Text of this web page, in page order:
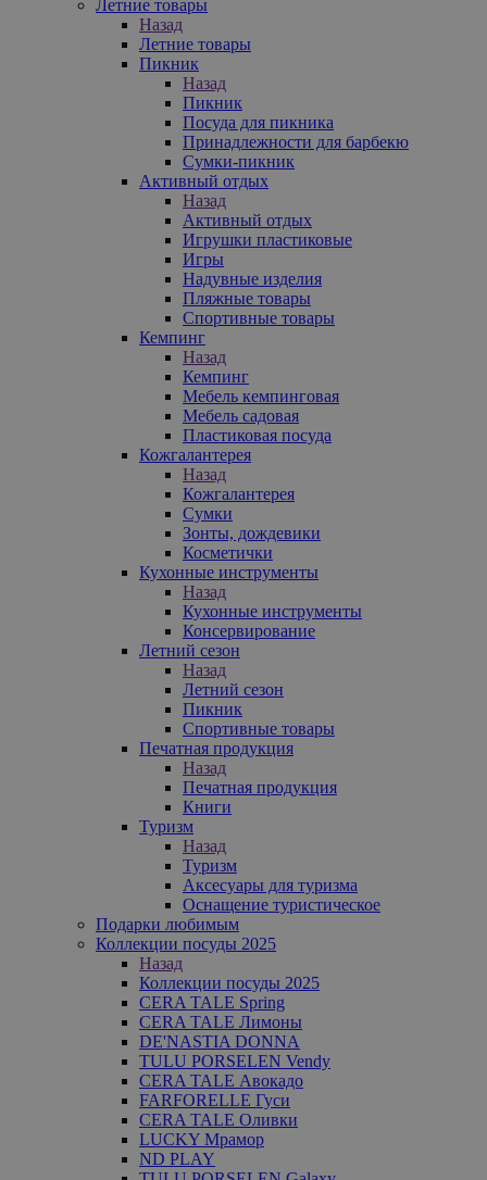
Летние товары
Назад
Летние товары
Пикник
Назад
Пикник
Посуда для пикника
Принадлежности для барбекю
Сумки-пикник
Активный отдых
Назад
Активный отдых
Игрушки пластиковые
Игры
Надувные изделия
Пляжные товары
Спортивные товары
Кемпинг
Назад
Кемпинг
Мебель кемпинговая
Мебель садовая
Пластиковая посуда
Кожгалантерея
Назад
Кожгалантерея
Сумки
Зонты, дождевики
Косметички
Кухонные инструменты
Назад
Кухонные инструменты
Консервирование
Летний сезон
Назад
Летний сезон
Пикник
Спортивные товары
Печатная продукция
Назад
Печатная продукция
Книги
Туризм
Назад
Туризм
Аксесуары для туризма
Оснащение туристическое
Подарки любимым
Коллекции посуды 2025
Назад
Коллекции посуды 2025
CERA TALE Spring
CERA TALE Лимоны
DE'NASTIA DONNA
TULU PORSELEN Vendy
CERA TALE Авокадо
FARFORELLE Гуси
CERA TALE Оливки
LUCKY Мрамор
ND PLAY